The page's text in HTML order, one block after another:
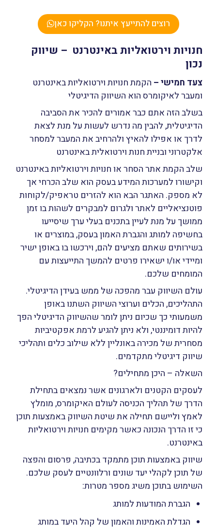
רוצים להתייעץ איתנו? הקליקו כאן
חנויות וירטואליות באינטרנט – שיווק
נכון
צעד חמישי– הקמת חנויות וירטואליות באינטרנט
ומעבר לאיקומרס הוא השיווק הדיגיטלי
בשלב הזה אתם כבר אמורים להכיר את הסביבה
הדיגיטלית, להבין מה נדרש לעשות על מנת לצאת
לדרך או אפילו להאיץ ולהרחיב את המעבר למסחר
אלקטרוני ובניית חנות וירטואלית באינטרנט
שלב הקמת אתר הסחר או חנויות וירטואליות באינטרנט
וקישורו למערכות המידע בעסק הוא שלב הכרחי אך
לא מספק. האתגר הבא הוא להזרים טראפיק/לקוחות
פוטנציאליים לאתר ולגרום למבקרים לשהות בו זמן
ממושך על מנת לעיין בתכנים בעלי ערך שיסייעו
בחשיפה למותג והגברת האמון בעסק, במוצרים או
בשירותים שאתם מציעים להם, וירכשו בו באופן ישיר
ומיידי או/ו ישאירו פרטים להמשך התייעצות עם
המומחים שלכם.
עולם השיווק עבר מהפכה של ממש בעידן הדיגיטלי.
התהליכים, הכלים וערוצי השיווק השתנו באופן
משמעותי כך שכיום ניתן לומר שהשיווק הדיגיטלי הפך
להיות דומיננטי, ולא ניתן להגיע לרמת אפקטיביות
מסחרית של מכירה באונליין ללא שילוב כלים ותהליכי
שיווק דיגיטלי מתקדמים.
השאלה – היכן מתחילים?
לעסקים הקטנים ולארגונים אשר נמצאים בתחילת
הדרך של תהליך הכניסה לעולם האיקומרס, מומלץ
לאמץ וליישם תחילה את שיטת השיווק באמצעות תוכן
כי זו הדרך הנכונה כאשר מקימים חנויות וירטואליות
באינטרנט.
שיווק באמצעות תוכן מתמקד בכתיבה, פרסום והפצה
של תוכן לקהלי יעד שונים ורלוונטיים לעסק שלכם.
השימוש בתוכן משיג מספר מטרות:
הגברת המודעות למותג
הגדלת האמינות והאמון של קהל היעד במותג